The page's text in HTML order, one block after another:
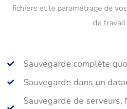
fichiers et le paramétrage de
de travail
Sauvegarde complète
Sauvegarde dans un
Sauvegarde de serveurs,